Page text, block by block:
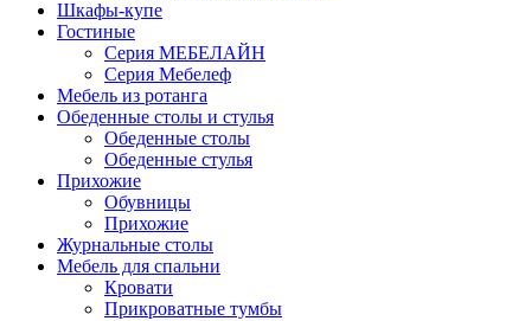
Шкафы-купе
Гостиные
Серия МЕБЕЛАЙН
Серия Мебелеф
Мебель из ротанга
Обеденные столы и стулья
Обеденные столы
Обеденные стулья
Прихожие
Обувницы
Прихожие
Журнальные столы
Мебель для спальни
Кровати
Прикроватные тумбы